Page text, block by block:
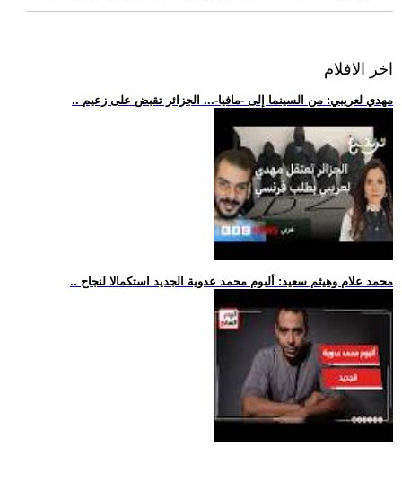
اخر الافلام
.. مهدي لعريبي: من السينما إلى -مافيا-... الجزائر تقبض على زعيم
.. محمد علام وهيثم سعيد: ألبوم محمد عدوية الجديد استكمالا لنجاح